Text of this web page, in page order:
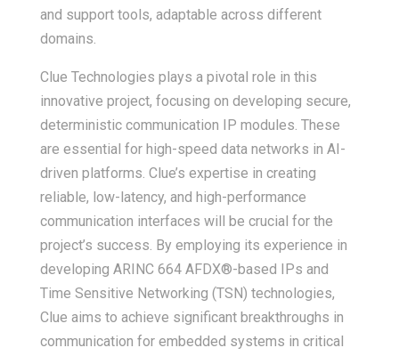
and support tools, adaptable across different
domains.
Clue Technologies plays a pivotal role in this
innovative project, focusing on developing secure,
deterministic communication IP modules. These
are essential for high-speed data networks in AI-
driven platforms. Clue’s expertise in creating
reliable, low-latency, and high-performance
communication interfaces will be crucial for the
project’s success. By employing its experience in
developing ARINC 664 AFDX®-based IPs and
Time Sensitive Networking (TSN) technologies,
Clue aims to achieve significant breakthroughs in
communication for embedded systems in critical